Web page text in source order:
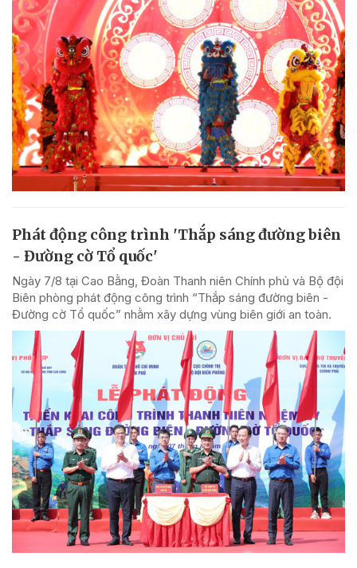
Phát động công trình 'Thắp sáng đường biên
- Đường cờ Tổ quốc'
Ngày 7/8 tại Cao Bằng, Đoàn Thanh niên Chính phủ và Bộ đội
Biên phòng phát động công trình “Thắp sáng đường biên -
Đường cờ Tổ quốc” nhằm xây dựng vùng biên giới an toàn.